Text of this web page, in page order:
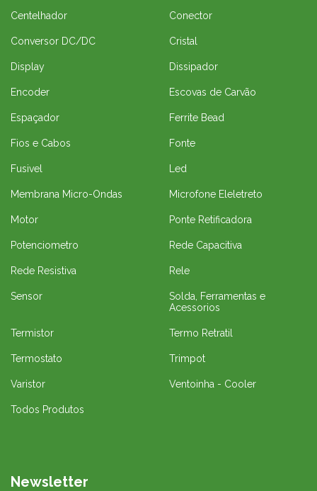
Centelhador Conector
Conversor DC/DC Cristal
Display Dissipador
Encoder Escovas de Carvão
Espaçador Ferrite Bead
Fios e Cabos Fonte
Fusivel Led
Membrana Micro-Ondas Microfone Eleletreto
Motor Ponte Retificadora
Potenciometro Rede Capacitiva
Rede Resistiva Rele
Sensor
Solda, Ferramentas e
Acessorios
Termistor Termo Retratil
Termostato Trimpot
Varistor Ventoinha - Cooler
Todos Produtos
Newsletter